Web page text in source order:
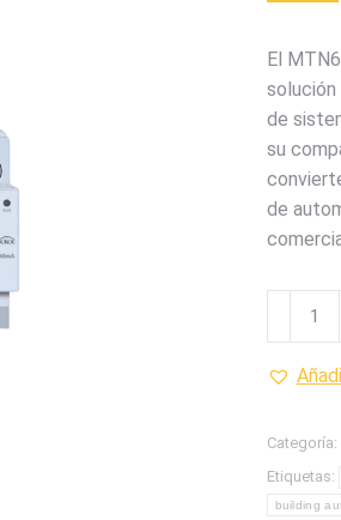
El
de
su
de
DE
LA
MARCA
Categoría:
Etiquetas:
building